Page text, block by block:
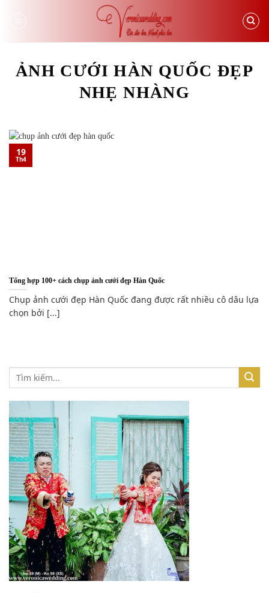
ẢNH CƯỚI HÀN QUỐC ĐẸP
NHẸ NHÀNG
Tổng hợp 100+ cách chụp ảnh cưới đẹp Hàn Quốc
Chụp ảnh cưới đẹp Hàn Quốc đang được rất nhiều cô dâu lựa
chọn bởi [...]
19
Th4